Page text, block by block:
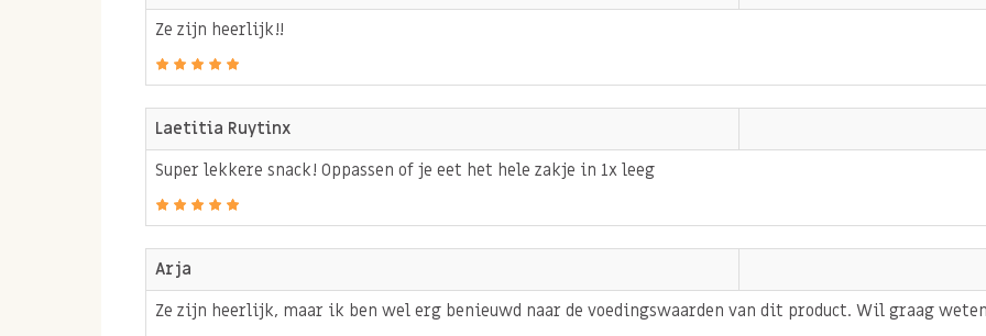
Ze zijn heerlijk!!
Laetitia Ruytinx
Super lekkere snack! Oppassen of je eet het hele zakje in 1x leeg
Arja
Ze zijn heerlijk, maar ik ben wel erg benieuwd naar de voedingswaarden van dit product. Wil graag